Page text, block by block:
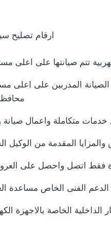
ارقام تصليح
تتم صيانتها على
المدربين على اعلى
خدمات متكاملة واعمال
المقدمة من الوكيل
فقط اتصل واحصل على
الفنى الخاص مساعدة
الداخلية الخاصة بالاجهزة